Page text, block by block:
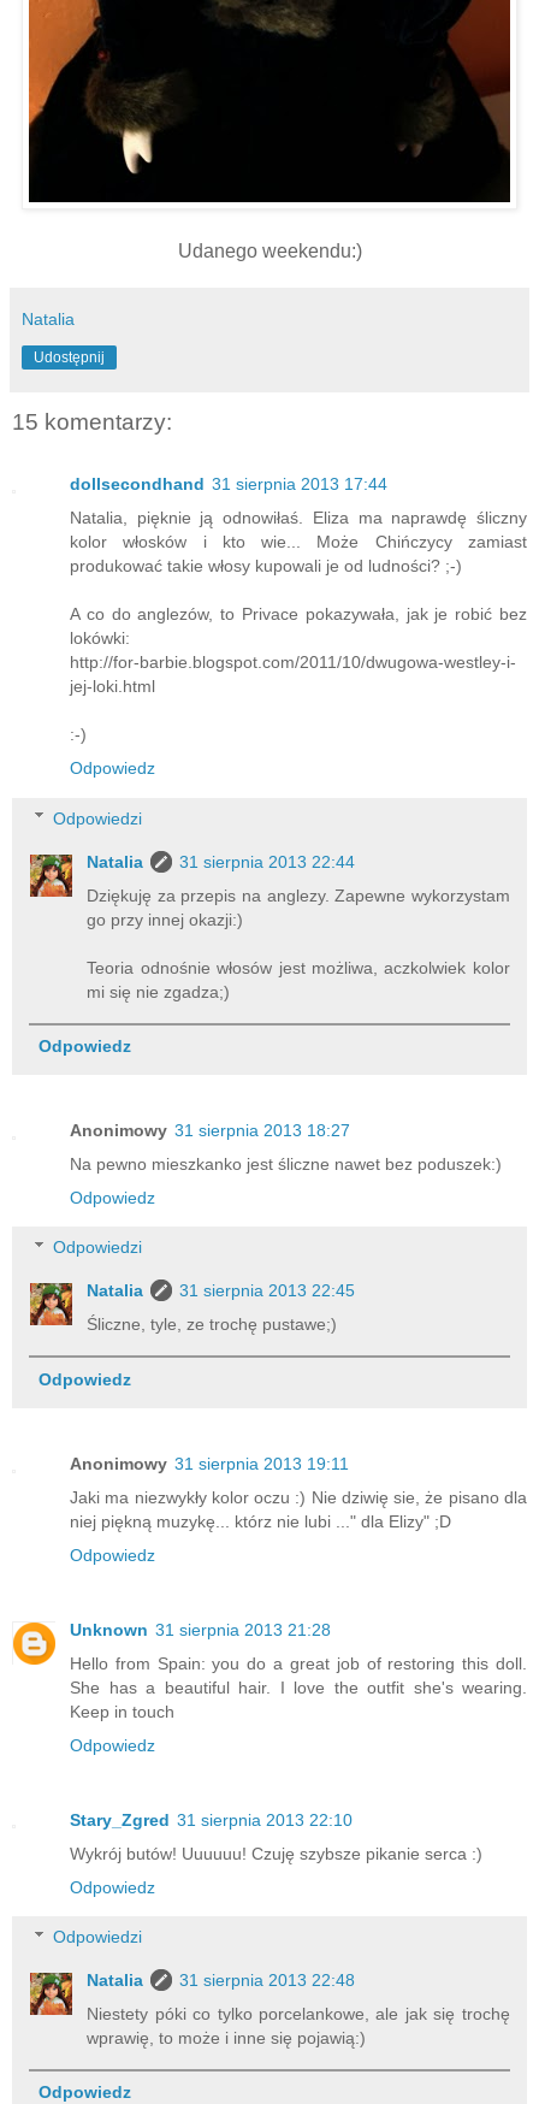
Udanego weekendu:)
Natalia
Udostępnij
15 komentarzy:
dollsecondhand 31 sierpnia 2013 17:44
Natalia, pięknie ją odnowiłaś. Eliza ma naprawdę śliczny
kolor włosków i kto wie... Może Chińczycy zamiast
produkować takie włosy kupowali je od ludności? ;-)
A co do anglezów, to Privace pokazywała, jak je robić bez
lokówki:
http://for-barbie.blogspot.com/2011/10/dwugowa-westley-i-
jej-loki.html
:-)
Odpowiedz
Odpowiedzi
Natalia
31 sierpnia 2013 22:44
Dziękuję za przepis na anglezy. Zapewne wykorzystam
go przy innej okazji:)
Teoria odnośnie włosów jest możliwa, aczkolwiek kolor
mi się nie zgadza;)
Odpowiedz
Anonimowy 31 sierpnia 2013 18:27
Na pewno mieszkanko jest śliczne nawet bez poduszek:)
Odpowiedz
Odpowiedzi
Natalia
31 sierpnia 2013 22:45
Śliczne, tyle, ze trochę pustawe;)
Odpowiedz
Anonimowy 31 sierpnia 2013 19:11
Jaki ma niezwykły kolor oczu :) Nie dziwię sie, że pisano dla
niej piękną muzykę... którz nie lubi ..." dla Elizy" ;D
Odpowiedz
Unknown 31 sierpnia 2013 21:28
Hello from Spain: you do a great job of restoring this doll.
She has a beautiful hair. I love the outfit she's wearing.
Keep in touch
Odpowiedz
Stary_Zgred 31 sierpnia 2013 22:10
Wykrój butów! Uuuuuu! Czuję szybsze pikanie serca :)
Odpowiedz
Odpowiedzi
Natalia
31 sierpnia 2013 22:48
Niestety póki co tylko porcelankowe, ale jak się trochę
wprawię, to może i inne się pojawią:)
Odpowiedz